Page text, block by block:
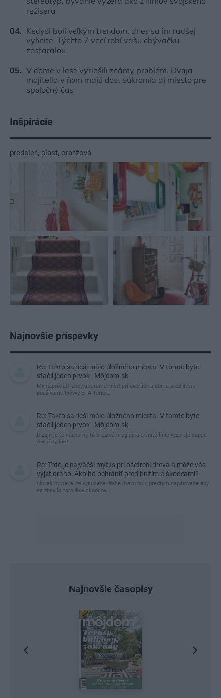
režiséra
Kedysi boli veľkým trendom, dnes sa im radšej
vyhnite. Týchto 7 vecí robí vašu obývačku
zastaralou
V dome v lese vyriešili známy problém. Dvaja
majitelia v ňom majú dosť súkromia aj miesto pre
spoločný čas
Inšpirácie
predsieň, plast, oranžová
Najnovšie príspevky
Re: Takto sa rieši málo úložného miesta. V tomto byte
stačil jeden prvok | Môjdom.sk
My napríklad labky utierame hneď pri dverách a doma pred dvere
používame tyčový ETA Terier…
Re: Takto sa rieši málo úložného miesta. V tomto byte
stačil jeden prvok | Môjdom.sk
Dizajn je to nádherný, tá brezová preglejka a čisté línie vyzerajú super.
Ale vždy, keď…
Re: Toto je najväčší mýtus pri ošetrení dreva a môže vás
vyjsť draho. Ako ho ochrániť pred hnitím a škodcami?
clovek by cakal ze vysusene drahe drevo bolo predtym naparovane aby
sa zbavilo zarodkov skodcov...
Najnovšie časopisy